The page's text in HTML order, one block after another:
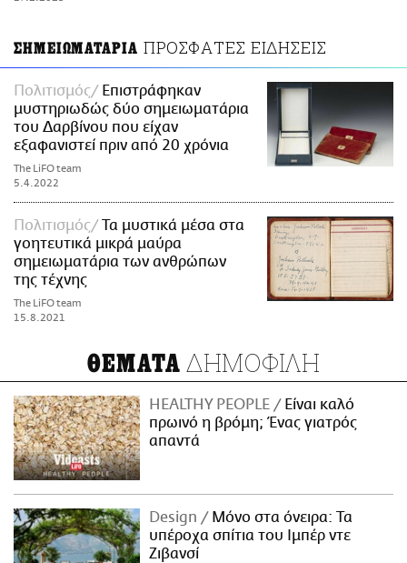
ΣΗΜΕΙΩΜΑΤΑΡΙΑ ΠΡΟΣΦΑΤΕΣ ΕΙΔΗΣΕΙΣ
Πολιτισμός
Επιστράφηκαν
μυστηριωδώς δύο σημειωματάρια
του Δαρβίνου που είχαν
εξαφανιστεί πριν από 20 χρόνια
The LiFO team
5.4.2022
Πολιτισμός
Τα μυστικά μέσα στα
γοητευτικά μικρά μαύρα
σημειωματάρια των ανθρώπων
της τέχνης
The LiFO team
15.8.2021
ΘΕΜΑΤΑ ΔΗΜΟΦΙΛΗ
HEALTHY PEOPLE
Είναι καλό
πρωινό η βρόμη; Ένας γιατρός
απαντά
Design
Μόνο στα όνειρα: Τα
υπέροχα σπίτια του Ιμπέρ ντε
Ζιβανσί